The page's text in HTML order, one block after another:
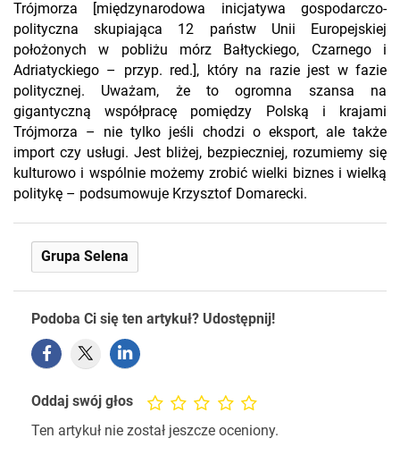
Trójmorza [międzynarodowa inicjatywa gospodarczo-
polityczna skupiająca 12 państw Unii Europejskiej
położonych w pobliżu mórz Bałtyckiego, Czarnego i
Adriatyckiego – przyp. red.], który na razie jest w fazie
politycznej. Uważam, że to ogromna szansa na
gigantyczną współpracę pomiędzy Polską i krajami
Trójmorza – nie tylko jeśli chodzi o eksport, ale także
import czy usługi. Jest bliżej, bezpieczniej, rozumiemy się
kulturowo i wspólnie możemy zrobić wielki biznes i wielką
politykę – podsumowuje Krzysztof Domarecki.
Grupa Selena
Podoba Ci się ten artykuł? Udostępnij!
Oddaj swój głos
Ten artykuł nie został jeszcze oceniony.